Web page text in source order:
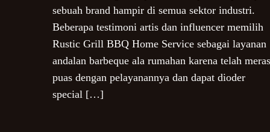
sebuah brand hampir di semua sektor industri.
Beberapa testimoni artis dan influencer memilih
Rustic Grill BBQ Home Service sebagai layanan
andalan barbeque ala rumahan karena telah
puas dengan pelayanannya dan dapat dioder
special […]